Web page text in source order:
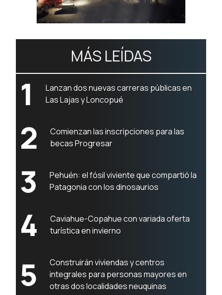
MÁS LEÍDAS
1
Lanzan dos nuevas carreras públicas en
Las Lajas y Loncopué
2
Comienzan las inscripciones para las
becas Progresar
3
Pehuén: el fósil viviente que compartió la
Patagonia con los dinosaurios
4
Caviahue-Copahue con variada oferta
turística en invierno
5
Construirán viviendas y centros
integrales para personas mayores en
otras dos localidades neuquinas